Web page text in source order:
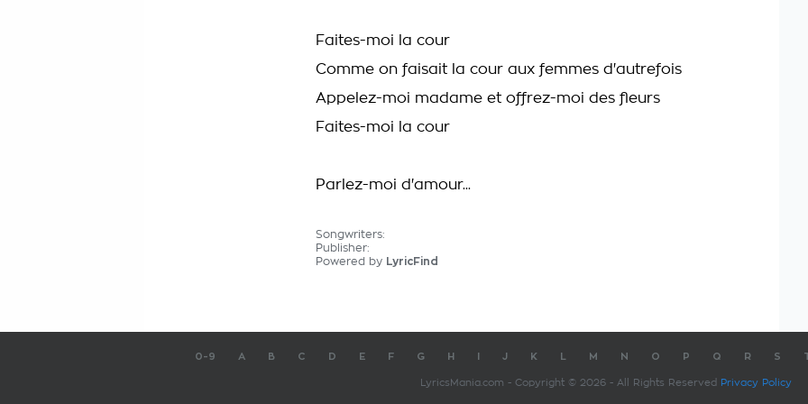
Faites-moi la cour
Comme on faisait la cour aux femmes d'autrefois
Appelez-moi madame et offrez-moi des fleurs
Faites-moi la cour
Parlez-moi d'amour...
Songwriters:
Publisher:
Powered by LyricFind
0-9 A B C D E F G H J K M N O P Q R S
LyricsMania.com - Copyright © 2026 - All Rights Reserved Privacy Policy